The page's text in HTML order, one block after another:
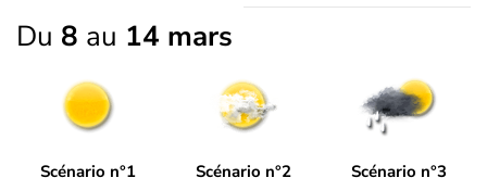
Du 8 au 14 mars
Scénario n°1
Scénario n°2
Scénario n°3